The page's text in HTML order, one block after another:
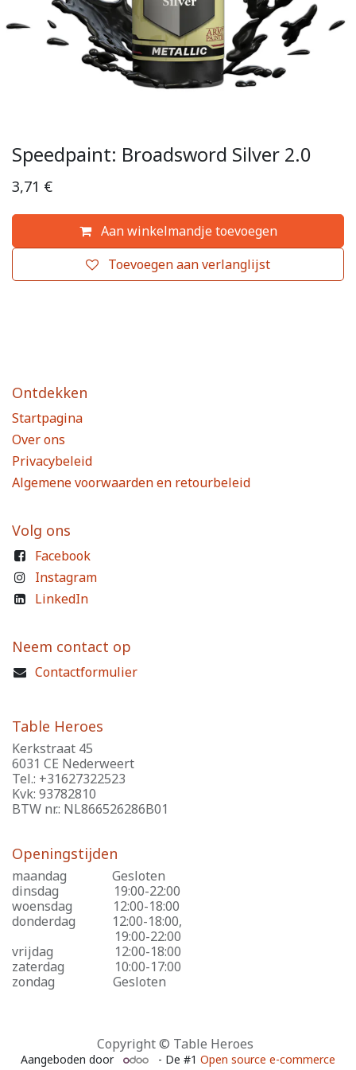
Speedpaint: Broadsword Silver 2.0
3,71 €
Aan winkelmandje toevoegen
Toevoegen aan verlanglijst
Ontdekken
Startpagina
Over ons
Privacybeleid
Algemene voorwaarden en retourbeleid
Volg ons
Facebook
Instagram
LinkedIn
Neem contact op
Contactformulier
Table Heroes
Kerkstraat 45
6031 CE Nederweert
Tel.: +31627322523
Kvk: 93782810
BTW nr.: NL866526286B01
Openingstijden
maandag
​Gesloten
dinsdag
​19:00-22:00
woensdag
​12:00-18:00
donderdag
​12:00-18:00,
​19:00-22:00
vrijdag
​12:00-18:00
zaterdag
​10:00-17:00
zondag
​Gesloten
Copyright © Table Heroes
Aangeboden door - De #1Open source e-commerce